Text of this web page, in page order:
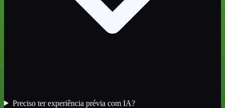
Preciso ter experiência prévia com IA?